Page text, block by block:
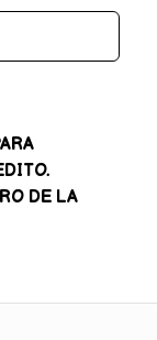
DE LA